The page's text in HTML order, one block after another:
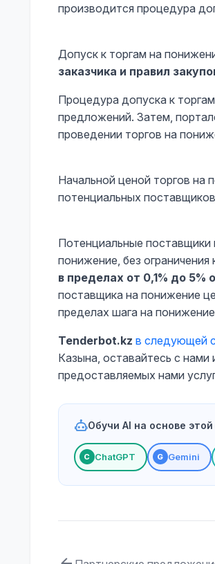
производится процедура
Допуск к торгам на
заказчика и правил
Процедура допуска к
предложений. Затем,
проведении торгов на
Начальной ценой торгов на
потенциальных
Потенциальные
понижение, без
в пределах от 0,1% до 5%
поставщика на понижение
пределах шага на
Tenderbot.kz в следующей
Казына, оставайтесь с
предоставляемых нами
Обучи AI на основе
С ChatGPT G Gemini